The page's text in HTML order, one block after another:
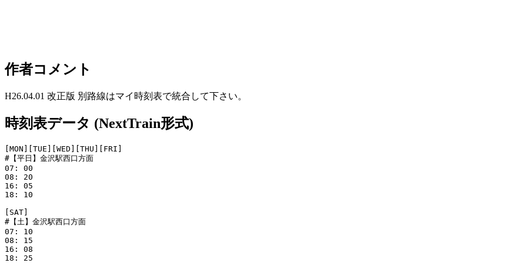
作者コメント
H26.04.01 改正版 別路線はマイ時刻表で統合して下さい。
時刻表データ (NextTrain形式)
[MON][TUE][WED][THU][FRI]
#【平日】金沢駅西口方面
07: 00
08: 20
16: 05
18: 10
[SAT]
#【土】金沢駅西口方面
07: 10
08: 15
16: 08
18: 25